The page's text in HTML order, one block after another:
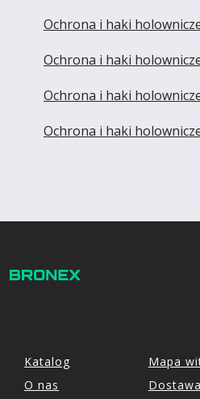
Ochrona i haki
Ochrona i haki
Ochrona i haki
Ochrona i haki
Katalog
O nas
Mapa